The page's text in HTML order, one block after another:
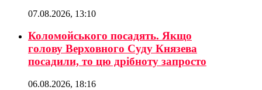
07.08.2026, 13:10
Коломойського посадять. Якщо
голову Верховного Суду Князева
посадили, то цю дрібноту запросто
06.08.2026, 18:16